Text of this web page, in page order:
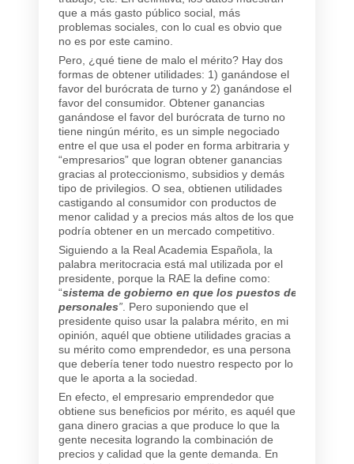
que a más gasto público social, más
problemas sociales, con lo cual es obvio que
no es por este camino.
Pero, ¿qué tiene de malo el mérito? Hay dos
formas de obtener utilidades: 1) ganándose el
favor del burócrata de turno y 2) ganándose el
favor del consumidor. Obtener ganancias
ganándose el favor del burócrata de turno no
tiene ningún mérito, es un simple negociado
entre el que usa el poder en forma arbitraria y
“empresarios” que logran obtener ganancias
gracias al proteccionismo, subsidios y demás
tipo de privilegios. O sea, obtienen utilidades
castigando al consumidor con productos de
menor calidad y a precios más altos de los que
podría obtener en un mercado competitivo.
Siguiendo a la Real Academia Española, la
palabra meritocracia está mal utilizada por el
presidente, porque la RAE la define como:
“sistema de gobierno en que los puestos de
personales”. Pero suponiendo que el
presidente quiso usar la palabra mérito, en mi
opinión, aquél que obtiene utilidades gracias a
su mérito como emprendedor, es una persona
que debería tener todo nuestro respecto por lo
que le aporta a la sociedad.
En efecto, el empresario emprendedor que
obtiene sus beneficios por mérito, es aquél que
gana dinero gracias a que produce lo que la
gente necesita logrando la combinación de
precios y calidad que la gente demanda. En